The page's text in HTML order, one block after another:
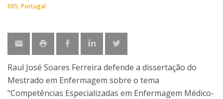
005 Portugal
Raul José Soares Ferreira defende a dissertação do
Mestrado em Enfermagem sobre o tema
"Competências Especializadas em Enfermagem Médico-